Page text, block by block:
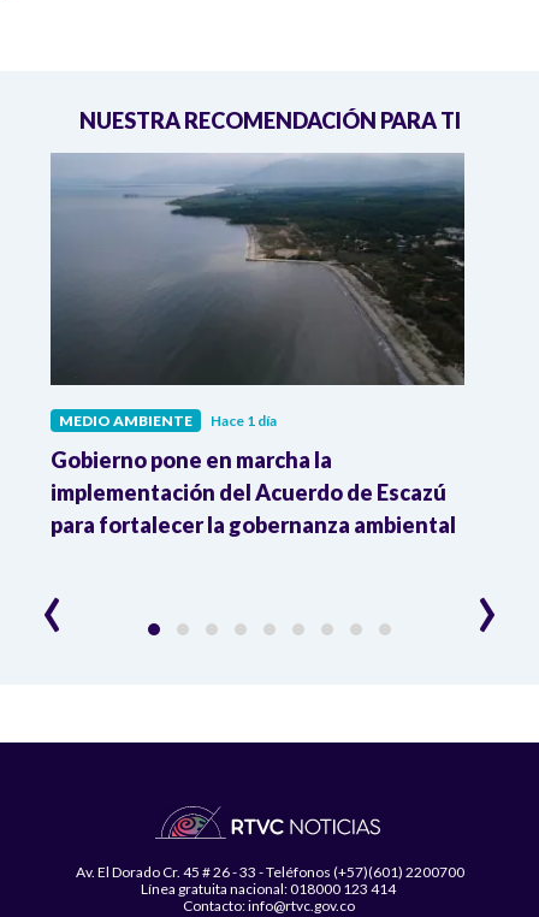
NUESTRA RECOMENDACIÓN PARA TI
MEDIO AMBIENTE Hace 1 día
Gobierno pone en marcha la
implementación del Acuerdo de Escazú
para fortalecer la gobernanza ambiental
‹ ›
Av. El Dorado Cr. 45 # 26 - 33 - Teléfonos (+57)(601) 2200700
Línea gratuita nacional: 018000 123 414
Contacto: info@rtvc.gov.co